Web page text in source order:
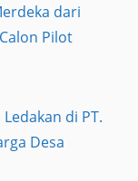
dari
Pilot
di PT.
Desa